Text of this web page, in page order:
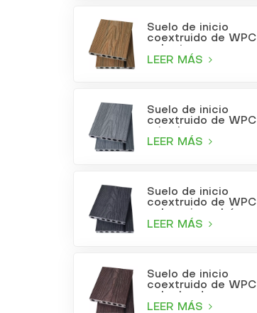
Suelo de inicio
coextruido de WPC
LEER MÁS
Suelo de inicio
coextruido de WPC
LEER MÁS
Suelo de inicio
coextruido de WPC
LEER MÁS
Suelo de inicio
coextruido de WPC
LEER MÁS